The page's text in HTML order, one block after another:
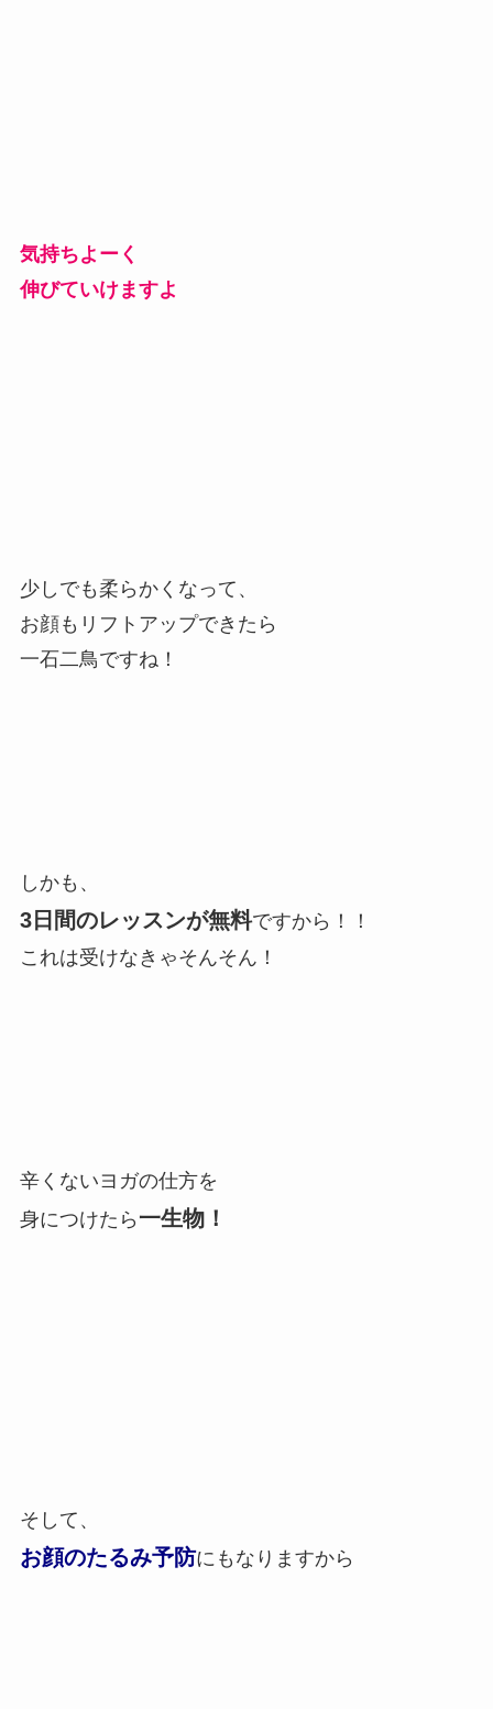
気持ちよーく
伸びていけますよ
少しでも柔らかくなって、
お顔もリフトアップできたら
一石二鳥ですね！
しかも、
3日間のレッスンが無料ですから！！
これは受けなきゃそんそん！
辛くないヨガの仕方を
身につけたら 一生物！
そして、
お顔のたるみ予防にもなりますから